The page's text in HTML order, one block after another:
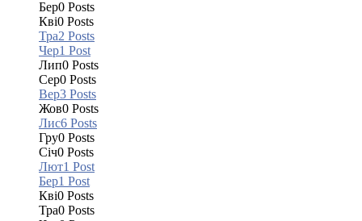
Бер0 Posts
Кві0 Posts
Тра2 Posts
Чер1 Post
Лип0 Posts
Сер0 Posts
Вер3 Posts
Жов0 Posts
Лис6 Posts
Гру0 Posts
Січ0 Posts
Лют1 Post
Бер1 Post
Кві0 Posts
Тра0 Posts